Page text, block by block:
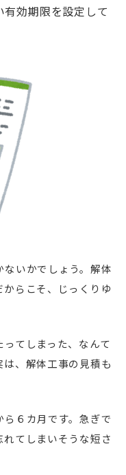
効期限を設定して
いかでしょう。解体
らこそ、じっくりゆ
てしまった、なんて
、解体工事の見積も
６カ月です。急ぎで
てしまいそうな短さ